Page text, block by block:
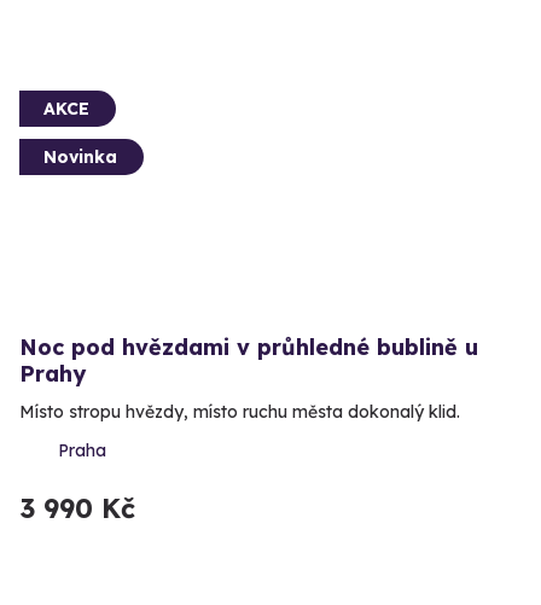
AKCE
Novinka
Noc pod hvězdami v průhledné bublině u
Prahy
Místo stropu hvězdy, místo ruchu města dokonalý klid.
Praha
3 990 Kč